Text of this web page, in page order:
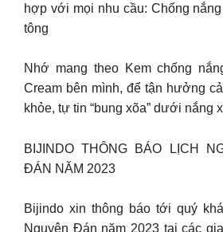
hợp với mọi nhu cầu: Chống
tông
Nhớ mang theo Kem chống
Cream bên mình, để tận hưởng
khỏe, tự tin “bung xõa” dưới nắng
BIJINDO THÔNG BÁO LỊCH
ĐÁN NĂM 2023
Bijindo xin thông báo tới quý
Nguyên Đán năm 2023 tại các